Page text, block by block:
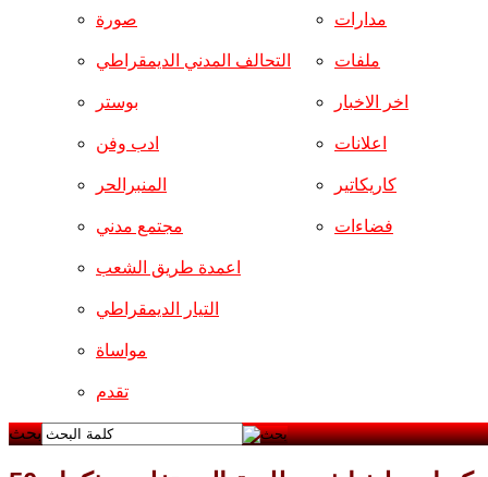
صورة
التحالف المدني الديمقراطي
بوستر
ادب وفن
المنبرالحر
مجتمع مدني
مدارات
ملفات
اخر الاخبار
اعلانات
كاريكاتير
فضاءات
اعمدة طريق الشعب
التيار الديمقراطي
مواساة
تقدم
بحث